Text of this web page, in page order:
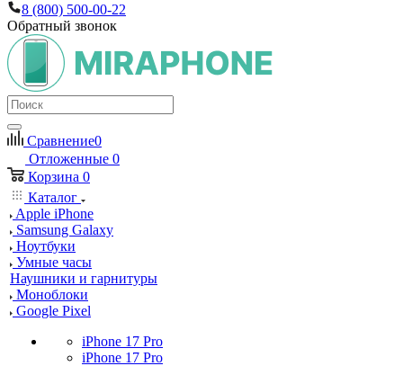
8 (800) 500-00-22
Обратный звонок
Сравнение0
Отложенные 0
Корзина 0
Каталог
Apple iPhone
Samsung Galaxy
Ноутбуки
Умные часы
Наушники и гарнитуры
Моноблоки
Google Pixel
iPhone 17 Pro
iPhone 17 Pro